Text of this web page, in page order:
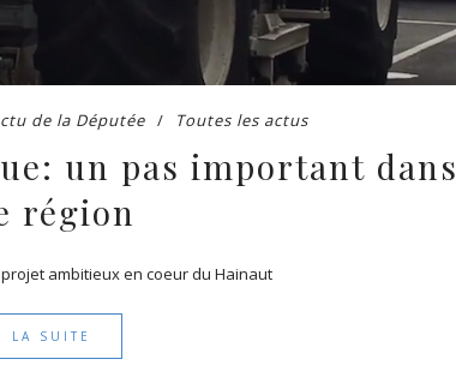
de la Députée Toutes les actus
un pas important dans
région
ambitieux en coeur du Hainaut
LA SUITE